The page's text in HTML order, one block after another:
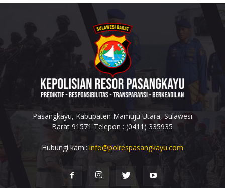
Pasangkayu, Kabupaten Mamuju Utara, Sulawesi
Barat 91571 Telepon : (0411) 335935
Hubungi kami: info@polrespasangkayu.com